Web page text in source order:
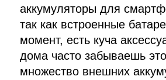
аккумуляторы для
так как встроенные
момент, есть куча
дома часто забываешь
множество внешних